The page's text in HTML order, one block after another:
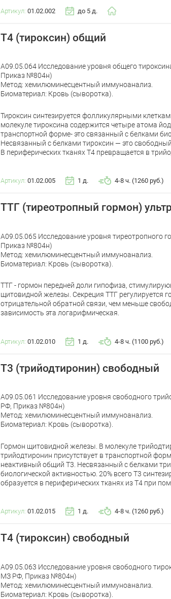
Артикул: 01.02.002 до 5 д.
Т4 (тироксин) общий
A09.05.064 Исследование уровня общего
Приказ №804н)
Метод: хемилюминесцентный иммуноанализ.
Биоматериал: Кровь (сыворотка).
Тироксин синтезируется фолликулярными
молекуле тироксина содержится четыре атома
транспортной форме- это связанный с белками
Несвязанный с белками тироксин — это
В периферических тканях Т4 превращается в
Артикул: 01.02.005 1 д. 4-8 ч. (1260 руб.)
ТТГ (тиреотропный гормон)
A09.05.065 Исследование уровня тиреотропного
Приказ №804н)
Метод: хемилюминесцентный иммуноанализ.
Биоматериал: Кровь (сыворотка).
ТТГ - гормон передней доли гипофиза,
щитовидной железы. Секреция ТТГ
отрицательной обратной связи, чем меньше
зависимость эта логарифмическая.
Артикул: 01.02.010 1 д. 4-8 ч. (1100 руб.)
Т3 (трийодтиронин) свободный
A09.05.061 Исследование уровня свободного
РФ, Приказ №804н)
Метод: хемилюминесцентный иммуноанализ.
Биоматериал: Кровь (сыворотка).
Гормон щитовидной железы. В молекуле
трийодтиронин присутствует в транспортной
неактивный общий Т3. Несвязанный с белками
биологической активностью. 20% всего Т3
образуется в периферических тканях из Т4 при
Артикул: 01.02.015 1 д. 4-8 ч. (1260 руб.)
Т4 (тироксин) свободный
A09.05.063 Исследование уровня свободного
МЗ РФ, Приказ №804н)
Метод: хемилюминесцентный иммуноанализ.
Биоматериал: Кровь (сыворотка).